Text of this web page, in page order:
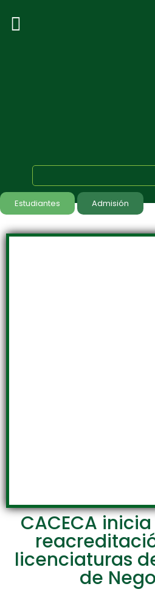
Estudiantes Admisión
CACECA
licenciaturas
de